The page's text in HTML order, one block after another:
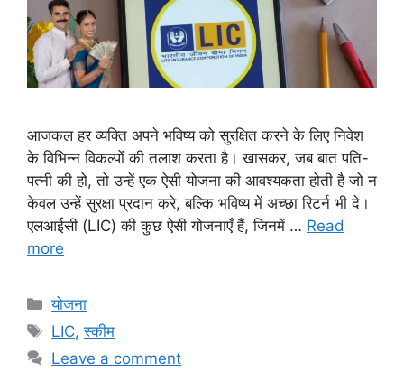
आजकल हर व्यक्ति अपने भविष्य को सुरक्षित करने के लिए निवेश
के विभिन्न विकल्पों की तलाश करता है। खासकर, जब बात पति-
पत्नी की हो, तो उन्हें एक ऐसी योजना की आवश्यकता होती है जो न
केवल उन्हें सुरक्षा प्रदान करे, बल्कि भविष्य में अच्छा रिटर्न भी दे।
एलआईसी (LIC) की कुछ ऐसी योजनाएँ हैं, जिनमें … Read
more
Categories
योजना
Tags
LIC,स्कीम
Leave a comment